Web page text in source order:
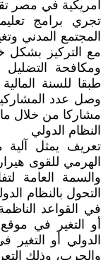
أمريكية في مصر
تجري برامج
المجتمع المدني
مع التركيز بشكل
ومكافحة التضليل
مشاركا من خلال ما يقرب
النظام الدولي
تعريف يمثل آلية
الهرمي للقوى
والسمة العامة
التحول بالنظام
في القواعد
أو التغير في
الدولي أو
والحرب، وذلك